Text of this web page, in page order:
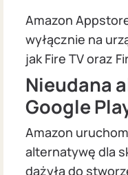
Amazon
wyłącznie na
jak Fire TV oraz
Nieudana
Google
Amazon
alternatywę dla
dążyła do